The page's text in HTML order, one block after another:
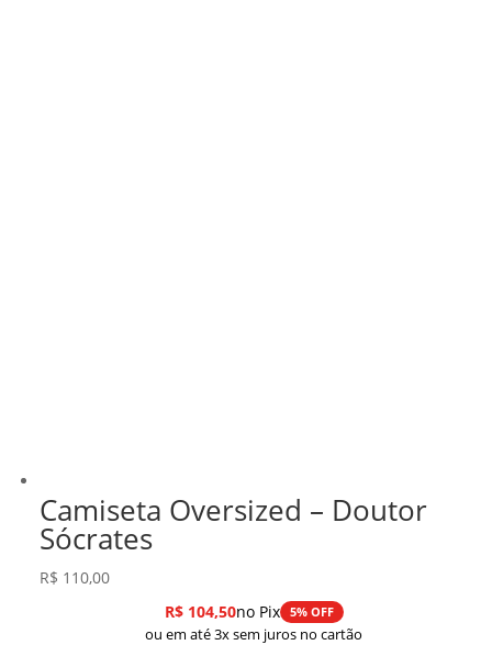
Camiseta Oversized – Doutor
Sócrates
R$ 110,00
R$104,50no Pix 5% OFF
ou em até 3x sem juros no cartão